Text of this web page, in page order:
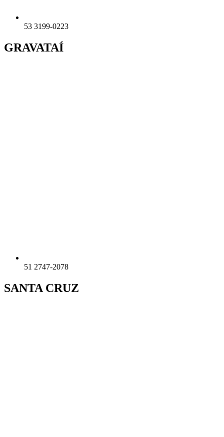
53 3199-0223
GRAVATAÍ
51 2747-2078
SANTA CRUZ